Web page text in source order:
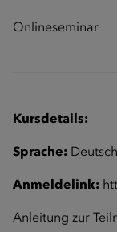
Onlineseminar
Kursdetails:
Sprache: Deutsch
Anmeldelink:
Anleitung zur